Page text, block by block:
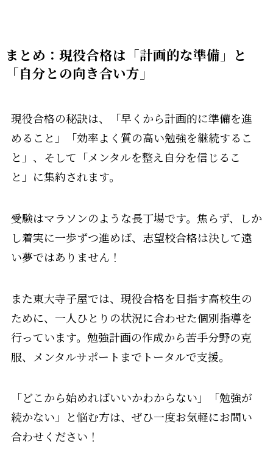
まとめ：現役合格は「計画的な準備」と
「自分との向き合い方」
現役合格の秘訣は、「早くから計画的に準備を進
めること」「効率よく質の高い勉強を継続するこ
と」、そして「メンタルを整え自分を信じるこ
と」に集約されます。
受験はマラソンのような長丁場です。焦らず、しか
し着実に一歩ずつ進めば、志望校合格は決して遠
い夢ではありません！
また東大寺子屋では、現役合格を目指す高校生の
ために、一人ひとりの状況に合わせた個別指導を
行っています。勉強計画の作成から苦手分野の克
服、メンタルサポートまでトータルで支援。
「どこから始めればいいかわからない」「勉強が
続かない」と悩む方は、ぜひ一度お気軽にお問い
合わせください！